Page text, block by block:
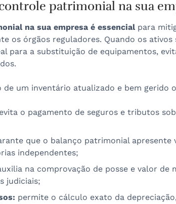
patrimonial na sua
na sua empresa é essencialpara
os órgãos reguladores. Quando os
para a substituição de equipamentos,
de um inventário atualizado e bem gerido
evita o pagamento de seguros e tributos
que o balanço patrimonial
independentes;
na comprovação de posse e valor de
judiciais;
permite o cálculo exato da